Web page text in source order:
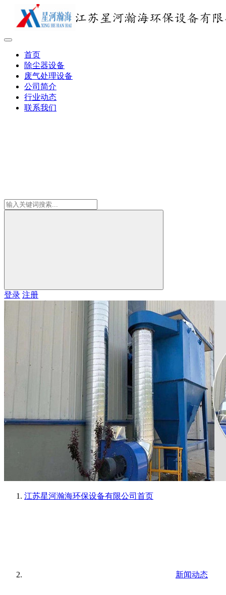
首页
除尘器设备
废气处理设备
公司简介
行业动态
联系我们
登录 注册
江苏星河瀚海环保设备有限公司 首页
新闻动态